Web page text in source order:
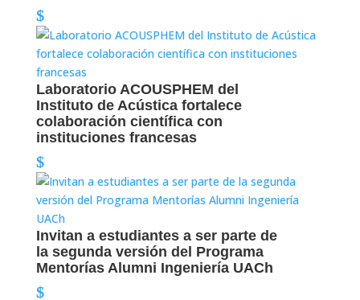
Laboratorio ACOUSPHEM del
Instituto de Acústica fortalece
colaboración científica con
instituciones francesas
Invitan a estudiantes a ser parte de
la segunda versión del Programa
Mentorías Alumni Ingeniería UACh